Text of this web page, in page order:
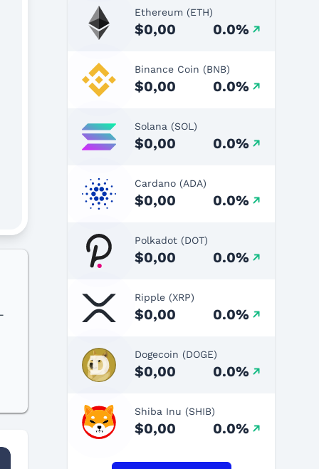
Ethereum (ETH)
$0,00 0.0%
Binance Coin (BNB)
$0,00 0.0%
Solana (SOL)
$0,00 0.0%
Cardano (ADA)
$0,00 0.0%
Polkadot (DOT)
$0,00 0.0%
Ripple (XRP)
$0,00 0.0%
Dogecoin (DOGE)
$0,00 0.0%
Shiba Inu (SHIB)
$0,00 0.0%